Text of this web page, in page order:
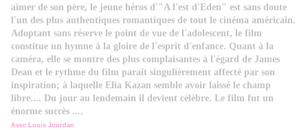
aimer de son père, le jeune héros d'"A l'est d'Eden" est sans doute
l'un des plus authentiques romantiques de tout le cinéma américain.
Adoptant sans réserve le point de vue de l'adolescent, le film
constitue un hymne à la gloire de l'esprit d'enfance. Quant à la
caméra, elle se montre des plus complaisantes à l'égard de James
Dean et le rythme du film paraît singulièrement affecté par son
inspiration; à laquelle Elia Kazan semble avoir laissé le champ
libre.... Du jour au lendemain il devient célèbre. Le film fut un
énorme succès ....
Avec Louis Jourdan